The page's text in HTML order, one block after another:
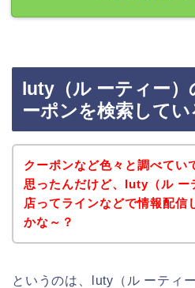
luty（ル ーティー
ーポンを検索して
クーポンなど色々と調べてい
思ったんだけど、luty（ル ー
店ってラインなどで情報配信
かな～？
というのは、luty（ル ーティ